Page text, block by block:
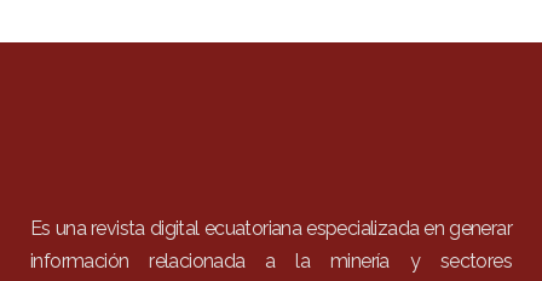
Es una revista digital ecuatoriana especializada en generar
información relacionada a la minería y sectores